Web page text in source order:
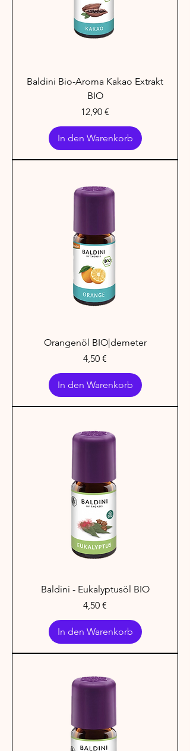
Baldini Bio-Aroma Kakao Extrakt
BIO
Preis
12,90 €
In den Warenkorb
Orangenöl BIO|demeter
Preis
4,50 €
In den Warenkorb
Baldini - Eukalyptusöl BIO
Preis
4,50 €
In den Warenkorb